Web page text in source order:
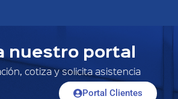
nuestro portal
cotiza y solicita asistencia
Portal Clientes